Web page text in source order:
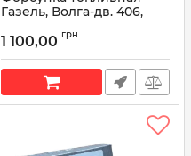
Газель, Волга-дв. 406,
во АвтоТрейд)
Артикул: ATZMZ 6354
1 100,00 грн